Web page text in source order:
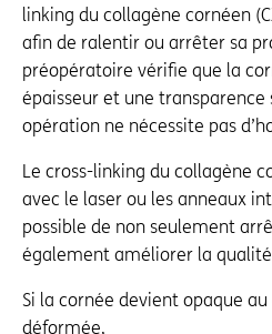
linking du collagène cornéen
afin de ralentir ou arrêter sa
préopératoire vérifie que la
épaisseur et une transparence
opération ne nécessite pas
Le cross-linking du collagène
avec le laser ou les anneaux
possible de non seulement
également améliorer la
Si la cornée devient opaque
déformée,